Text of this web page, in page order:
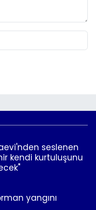
seslenen
kendi kurtuluşunu
yangını